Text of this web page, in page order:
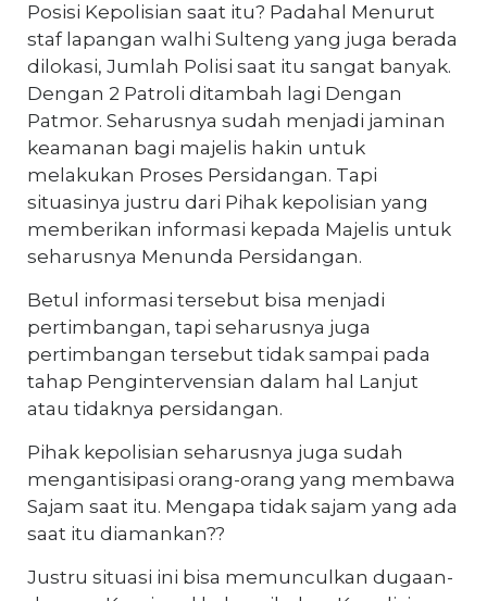
Posisi Kepolisian saat itu? Padahal Menurut
staf lapangan walhi Sulteng yang juga berada
dilokasi, Jumlah Polisi saat itu sangat banyak.
Dengan 2 Patroli ditambah lagi Dengan
Patmor. Seharusnya sudah menjadi jaminan
keamanan bagi majelis hakin untuk
melakukan Proses Persidangan. Tapi
situasinya justru dari Pihak kepolisian yang
memberikan informasi kepada Majelis untuk
seharusnya Menunda Persidangan.
Betul informasi tersebut bisa menjadi
pertimbangan, tapi seharusnya juga
pertimbangan tersebut tidak sampai pada
tahap Pengintervensian dalam hal Lanjut
atau tidaknya persidangan.
Pihak kepolisian seharusnya juga sudah
mengantisipasi orang-orang yang membawa
Sajam saat itu. Mengapa tidak sajam yang ada
saat itu diamankan??
Justru situasi ini bisa memunculkan dugaan-